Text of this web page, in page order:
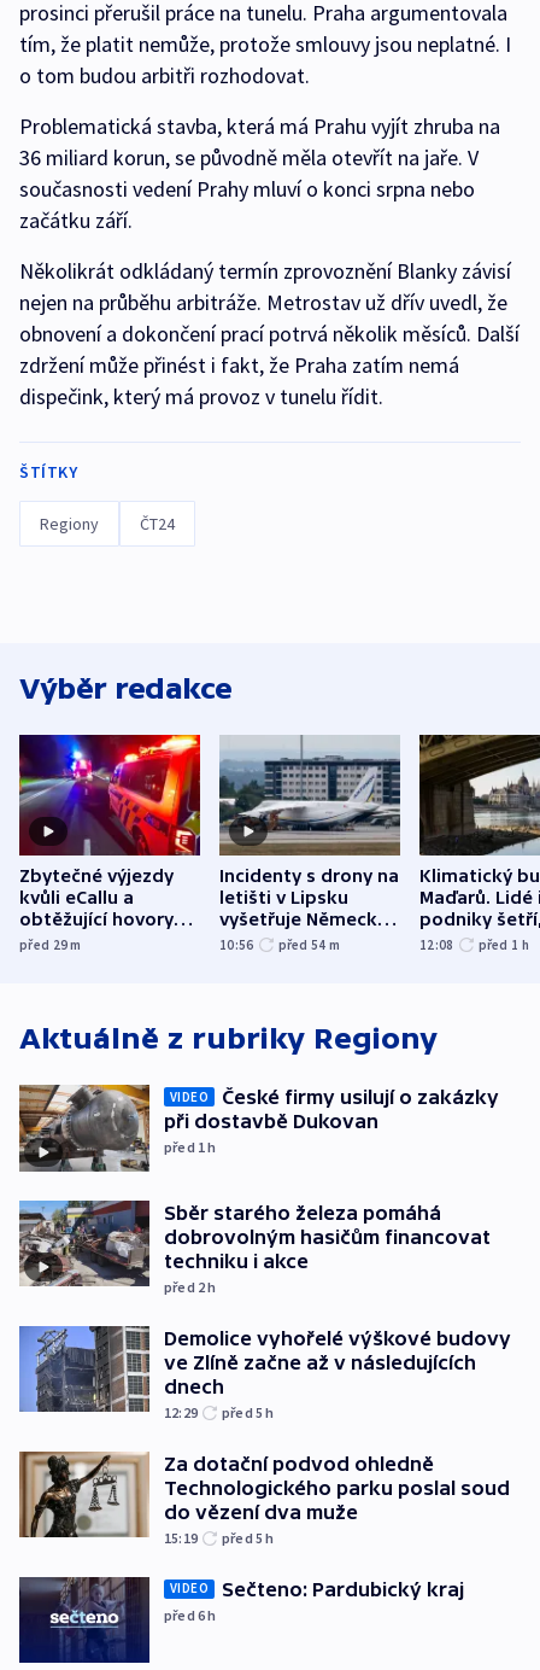
prosinci přerušil práce na tunelu. Praha argumentovala
tím, že platit nemůže, protože smlouvy jsou neplatné. I
o tom budou arbitři rozhodovat.
Problematická stavba, která má Prahu vyjít zhruba na
36 miliard korun, se původně měla otevřít na jaře. V
současnosti vedení Prahy mluví o konci srpna nebo
začátku září.
Několikrát odkládaný termín zprovoznění Blanky závisí
nejen na průběhu arbitráže. Metrostav už dřív uvedl, že
obnovení a dokončení prací potrvá několik měsíců. Další
zdržení může přinést i fakt, že Praha zatím nemá
dispečink, který má provoz v tunelu řídit.
ŠTÍTKY
Regiony ČT24
Výběr redakce
Zbytečné výjezdy
kvůli eCallu a
obtěžující hovory
zdržují záchranáře
před 29m
Incidenty s drony na
letišti v Lipsku
vyšetřuje Německo
jako úmyslný pokus
10:56 před 54 m
Klimatický
Maďarů. Lidé
podniky
omezuje se
12:08 před 1 h
Aktuálně z rubriky Regiony
VIDEO
České firmy usilují o zakázky
při dostavbě Dukovan
před 1h
Sběr starého železa pomáhá
dobrovolným hasičům financovat
techniku i akce
před 2h
Demolice vyhořelé výškové budovy
ve Zlíně začne až v následujících
dnech
12:29 před 5h
Za dotační podvod ohledně
Technologického parku poslal soud
do vězení dva muže
15:19 před 5h
VIDEO Sečteno: Pardubický kraj
před 6h